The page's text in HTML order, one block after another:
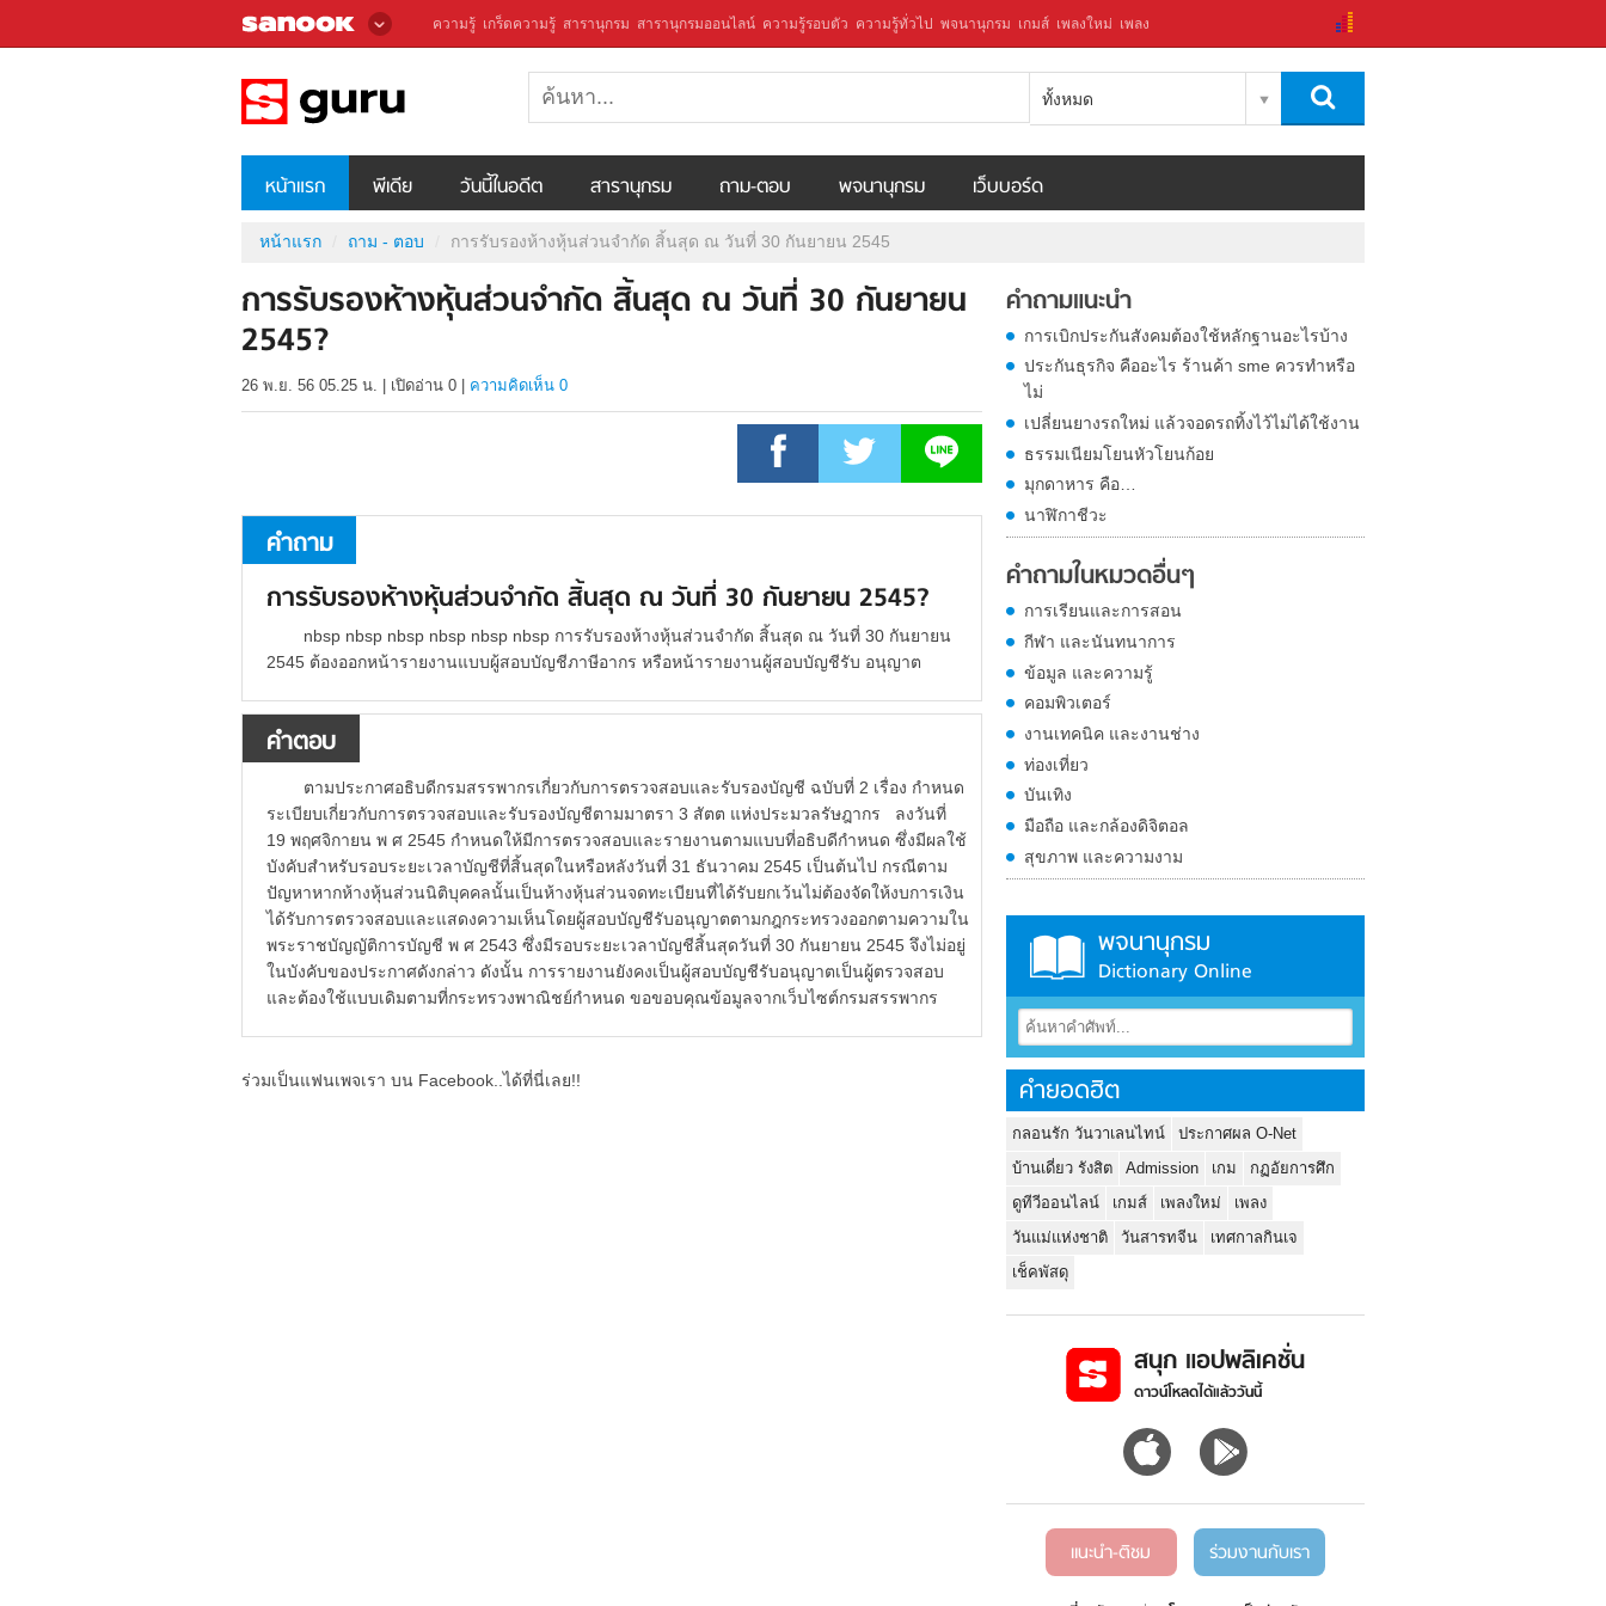
ความรู้ เกร็ดความรู้ สารานุกรม สารานุกรมออนไลน์ ความรู้รอบตัว ความรู้ทั่วไป พจนานุกรม เกมส์ เพลงใหม่ เพลง
ทั้งหมด
หน้าแรก พีเดีย วันนี้ในอดีต สารานุกรม ถาม-ตอบ พจนานุกรม เว็บบอร์ด
หน้าแรก ถาม - ตอบ การรับรองห้างหุ้นส่วนจำกัด สิ้นสุด ณ วันที่ 30 กันยายน 2545
การรับรองห้างหุ้นส่วนจำกัด สิ้นสุด ณ วันที่ 30 กันยายน
2545?
26 พ.ย. 56 05.25 น. เปิดอ่าน 0 ความคิดเห็น 0
คำถาม
การรับรองห้างหุ้นส่วนจำกัด สิ้นสุด ณ วันที่ 30 กันยายน 2545?
nbsp nbsp nbsp nbsp nbsp nbsp การรับรองห้างหุ้นส่วนจำกัด สิ้นสุด ณ วันที่ 30 กันยายน
2545 ต้องออกหน้ารายงานแบบผู้สอบบัญชีภาษีอากร หรือหน้ารายงานผู้สอบบัญชีรับ อนุญาต
คำตอบ
ตามประกาศอธิบดีกรมสรรพากรเกี่ยวกับการตรวจสอบและรับรองบัญชี ฉบับที่ 2 เรื่อง กำหนด
ระเบียบเกี่ยวกับการตรวจสอบและรับรองบัญชีตามมาตรา 3 สัตต แห่งประมวลรัษฎากร ลงวันที่
19 พฤศจิกายน พ ศ 2545 กำหนดให้มีการตรวจสอบและรายงานตามแบบที่อธิบดีกำหนด ซึ่งมีผลใช้
บังคับสำหรับรอบระยะเวลาบัญชีที่สิ้นสุดในหรือหลังวันที่ 31 ธันวาคม 2545 เป็นต้นไป กรณีตาม
ปัญหาหากห้างหุ้นส่วนนิติบุคคลนั้นเป็นห้างหุ้นส่วนจดทะเบียนที่ได้รับยกเว้นไม่ต้องจัดให้งบการเงิน
ได้รับการตรวจสอบและแสดงความเห็นโดยผู้สอบบัญชีรับอนุญาตตามกฎกระทรวงออกตามความใน
พระราชบัญญัติการบัญชี พ ศ 2543 ซึ่งมีรอบระยะเวลาบัญชีสิ้นสุดวันที่ 30 กันยายน 2545 จึงไม่อยู่
ในบังคับของประกาศดังกล่าว ดังนั้น การรายงานยังคงเป็นผู้สอบบัญชีรับอนุญาตเป็นผู้ตรวจสอบ
และต้องใช้แบบเดิมตามที่กระทรวงพาณิชย์กำหนด ขอขอบคุณข้อมูลจากเว็บไซต์กรมสรรพากร
ร่วมเป็นแฟนเพจเรา บน Facebook..ได้ที่นี่เลย!!
คำถามแนะนำ
การเบิกประกันสังคมต้องใช้หลักฐานอะไรบ้าง
ประกันธุรกิจ คืออะไร ร้านค้า sme ควรทำหรือ
ไม่
เปลี่ยนยางรถใหม่ แล้วจอดรถทิ้งไว้ไม่ได้ใช้งาน
ธรรมเนียมโยนหัวโยนก้อย
มุกดาหาร คือ…
นาฬิกาชีวะ
คำถามในหมวดอื่นๆ
การเรียนและการสอน
กีฬา และนันทนาการ
ข้อมูล และความรู้
คอมพิวเตอร์
งานเทคนิค และงานช่าง
ท่องเที่ยว
บันเทิง
มือถือ และกล้องดิจิตอล
สุขภาพ และความงาม
พจนานุกรม
Dictionary Online
คำยอดฮิต
กลอนรัก วันวาเลนไทน์
ประกาศผล O-Net
บ้านเดี่ยว รังสิต
Admission เกม
กฏอัยการศึก
ดูทีวีออนไลน์
เกมส์ เพลงใหม่
เพลง
วันแม่แห่งชาติ
วันสารทจีน
เทศกาลกินเจ
เช็คพัสดุ
สนุก แอปพลิเคชั่น
ดาวน์โหลดได้แล้ววันนี้
แนะนำ-ติชม ร่วมงานกับเรา